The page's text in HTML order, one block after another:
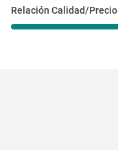
Relación Calidad/Precio